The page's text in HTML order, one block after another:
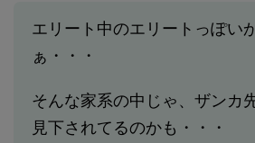
エリート中のエリートっぽい
ぁ・・・
そんな家系の中じゃ、ザンカ
見下されてるのかも・・・